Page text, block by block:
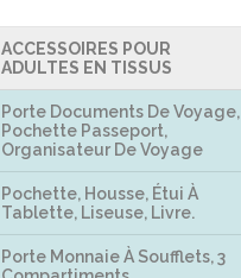
ACCESSOIRES POUR
ADULTES EN TISSUS
Porte Documents De Voyage,
Pochette Passeport,
Organisateur De Voyage
Pochette, Housse, Étui À
Tablette, Liseuse, Livre.
Porte Monnaie À Soufflets, 3